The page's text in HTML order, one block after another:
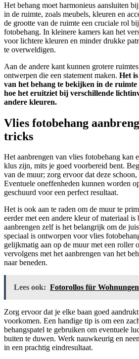
Het behang moet harmonieus aansluiten
in de ruimte, zoals meubels, kleuren en
de grootte van de ruimte een cruciale rol
fotobehang. In kleinere kamers kan het
voor lichtere kleuren en minder drukke
te overweldigen.
Aan de andere kant kunnen grotere
ontwerpen die een statement maken. Het
van het behang te bekijken in de
hoe het eruitziet bij verschillende
andere kleuren.
Vlies fotobehang
tricks
Het aanbrengen van vlies fotobehang kan
klus zijn, mits je goed voorbereid bent.
van de muur; zorg ervoor dat deze
Eventuele oneffenheden kunnen worden
geschuurd voor een perfect resultaat.
Het is ook aan te raden om de muur te
eerder met een andere kleur of materiaal
aanbrengen zelf is het belangrijk om de
speciaal is ontworpen voor vlies
gelijkmatig aan op de muur met een roller
vervolgens met het aanbrengen van het
naar beneden.
Lees ook: Fotorollos für
Zorg ervoor dat je elke baan goed
voorkomen. Een handige tip is om een
behangspatel te gebruiken om eventuele
buiten te duwen. Werk nauwkeurig en
in een prachtig eindresultaat.